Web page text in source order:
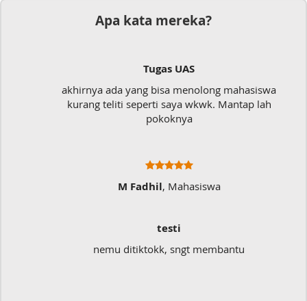
Apa kata mereka?
Tugas UAS
akhirnya ada yang bisa menolong mahasiswa
kurang teliti seperti saya wkwk. Mantap lah
pokoknya
M Fadhil, Mahasiswa
testi
nemu ditiktokk, sngt membantu